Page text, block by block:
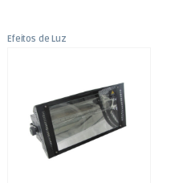
Efeitos de Luz